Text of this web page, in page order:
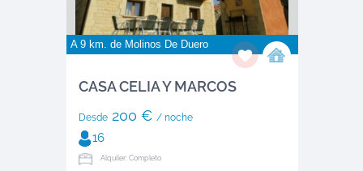
A 9 km. de Molinos De Duero
CASA CELIA Y MARCOS
Desde200 € / noche
16
Alquiler: Completo